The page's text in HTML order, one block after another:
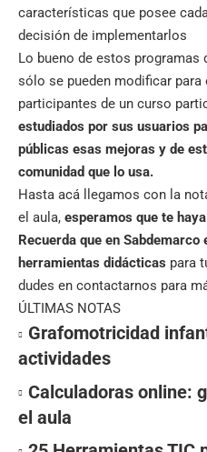
características que posee
decisión de implementarlos
Lo bueno de estos programas
sólo se pueden modificar
participantes de un curso
estudiados por sus usuarios
públicas esas mejoras y de
comunidad que lo usa.
Hasta acá llegamos con la
el aula, esperamos que te
Recuerda que en Sabdemarco
herramientas didácticas para
dudes en contactarnos para
ÚLTIMAS NOTAS
Grafomotricidad
actividades
Calculadoras online:
el aula